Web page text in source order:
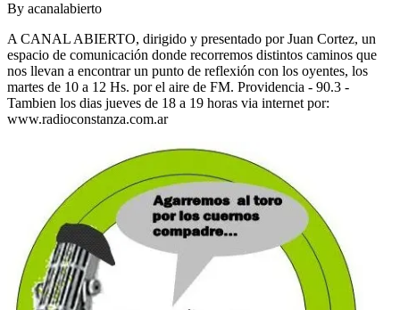
By acanalabierto
A CANAL ABIERTO, dirigido y presentado por Juan Cortez, un
espacio de comunicación donde recorremos distintos caminos que
nos llevan a encontrar un punto de reflexión con los oyentes, los
martes de 10 a 12 Hs. por el aire de FM. Providencia - 90.3 -
Tambien los dias jueves de 18 a 19 horas via internet por:
www.radioconstanza.com.ar